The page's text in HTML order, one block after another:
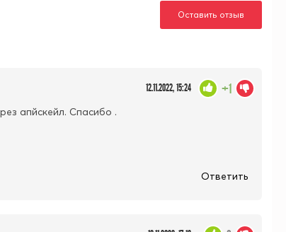
Оставить отзыв
12.11.2022, 15:24
апйскейл. Спасибо .
+1
Ответить